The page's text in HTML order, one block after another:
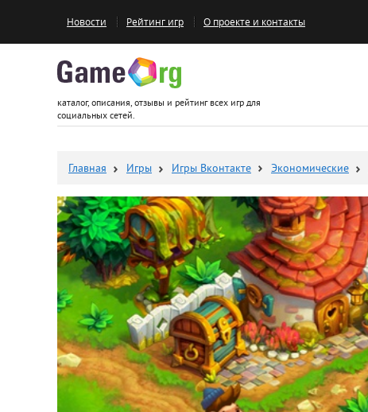
Новости Рейтинг игр О проекте и контакты
каталог, описания, отзывы и рейтинг всех игр для
социальных сетей.
Главная Игры Игры Вконтакте Экономические